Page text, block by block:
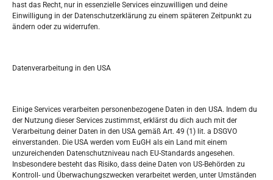
hast das Recht, nur in essenzielle Services einzuwilligen und deine
Einwilligung in der Datenschutzerklärung zu einem späteren Zeitpunkt zu
ändern oder zu widerrufen.
Datenverarbeitung in den USA
Einige Services verarbeiten personenbezogene Daten in den USA. Indem du
der Nutzung dieser Services zustimmst, erklärst du dich auch mit der
Verarbeitung deiner Daten in den USA gemäß Art. 49 (1) lit. a DSGVO
einverstanden. Die USA werden vom EuGH als ein Land mit einem
unzureichenden Datenschutzniveau nach EU-Standards angesehen.
Insbesondere besteht das Risiko, dass deine Daten von US-Behörden zu
Kontroll- und Überwachungszwecken verarbeitet werden, unter Umständen
S
e
a
h
M D M D F S S
1
3 4 5 6 7 8
10 11 12 13 14 15 16